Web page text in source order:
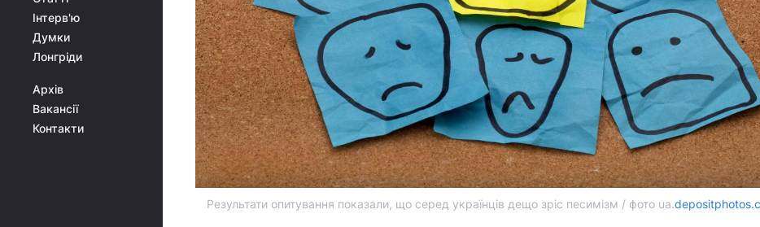
Інтерв'ю
Думки
Лонгріди
Архів
Вакансії
Контакти
Результати опитування показали, що серед українців дещо зріс песимізм / фото ua.